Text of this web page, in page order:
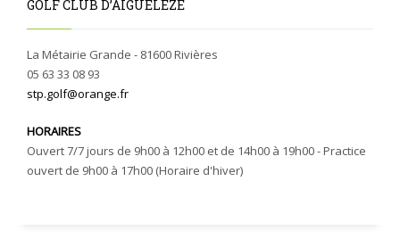
GOLF CLUB D’AIGUELEZE
La Métairie Grande - 81600 Rivières
05 63 33 08 93
stp.golf@orange.fr
HORAIRES
Ouvert 7/7 jours de 9h00 à 12h00 et de 14h00 à 19h00 - Practice
ouvert de 9h00 à 17h00 (Horaire d'hiver)